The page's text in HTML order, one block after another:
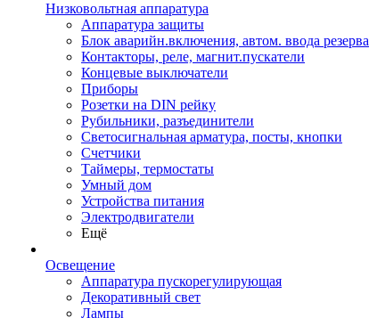
Низковольтная аппаратура
Аппаратура защиты
Блок аварийн.включения, автом. ввода резерва
Контакторы, реле, магнит.пускатели
Концевые выключатели
Приборы
Розетки на DIN рейку
Рубильники, разъединители
Светосигнальная арматура, посты, кнопки
Счетчики
Таймеры, термостаты
Умный дом
Устройства питания
Электродвигатели
Ещё
Освещение
Аппаратура пускорегулирующая
Декоративный свет
Лампы